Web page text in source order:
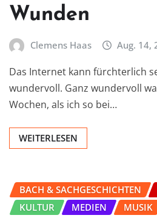
Wunden
Clemens Haas Aug. 14,
Das Internet kann fürchterlich
wundervoll. Ganz wundervoll
Wochen, als ich so bei…
WEITERLESEN
BACH & SACHGESCHICHTEN
KULTUR
MEDIEN MUSIK